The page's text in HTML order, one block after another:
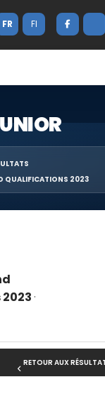
FR FI
QUALIFICATIONS 2023
·
RETOUR AUX